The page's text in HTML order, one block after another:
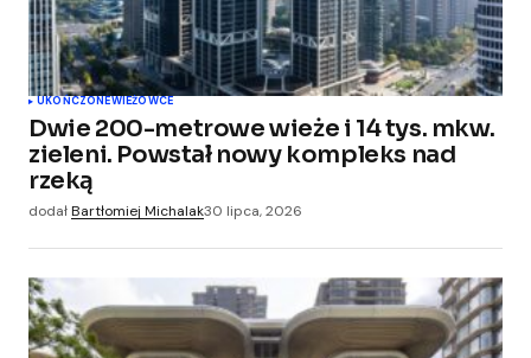
UKOŃCZONEWIEŻOWCE
Dwie 200-metrowe wieże i 14 tys. mkw.
zieleni. Powstał nowy kompleks nad
rzeką
dodałBartłomiej Michalak30 lipca, 2026